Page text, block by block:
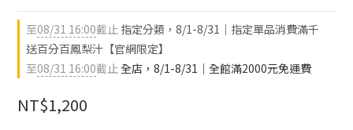
至08/31 16:00截止 指定分類，8/1-8/31｜指定單品消費滿千
送百分百鳳梨汁【官網限定】
至08/31 16:00截止全店，8/1-8/31｜全館滿2000元免運費
NT$1,200